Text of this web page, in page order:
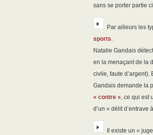
sans se porter partie
Par ailleurs les
sports.
Natalie Gandais
en la menaçant de la
civile, faute
Gandais demande la
« contre », ce qui est
d’un « délit d’entrave
Il existe un «